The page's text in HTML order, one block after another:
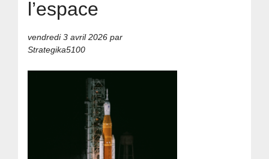
l’espace
vendredi 3 avril 2026 par
Strategika5100